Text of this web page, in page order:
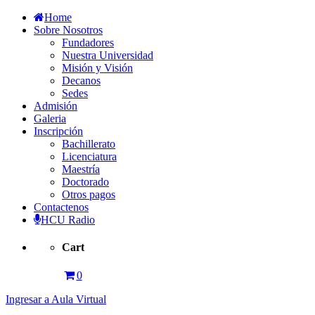
Home
Sobre Nosotros
Fundadores
Nuestra Universidad
Misión y Visión
Decanos
Sedes
Admisión
Galeria
Inscripción
Bachillerato
Licenciatura
Maestría
Doctorado
Otros pagos
Contactenos
HCU Radio
Cart
0
Ingresar a Aula Virtual